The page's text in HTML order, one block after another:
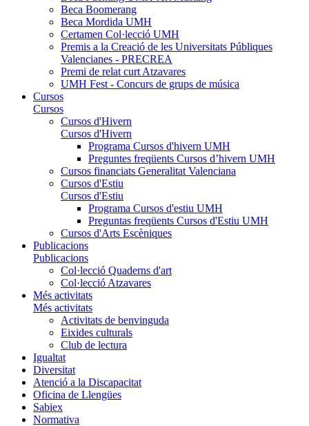
Beca Boomerang
Beca Mordida UMH
Certamen Col·lecció UMH
Premis a la Creació de les Universitats Públiques
Valencianes - PRECREA
Premi de relat curt Atzavares
UMH Fest - Concurs de grups de música
Cursos
Cursos
Cursos d'Hivern
Cursos d'Hivern
Programa Cursos d'hivern UMH
Preguntes freqüents Cursos d’hivern UMH
Cursos financiats Generalitat Valenciana
Cursos d'Estiu
Cursos d'Estiu
Programa Cursos d'estiu UMH
Preguntas freqüents Cursos d'Estiu UMH
Cursos d'Arts Escèniques
Publicacions
Publicacions
Col·lecció Quaderns d'art
Col·lecció Atzavares
Més activitats
Més activitats
Activitats de benvinguda
Eixides culturals
Club de lectura
Igualtat
Diversitat
Atenció a la Discapacitat
Oficina de Llengües
Sabiex
Normativa